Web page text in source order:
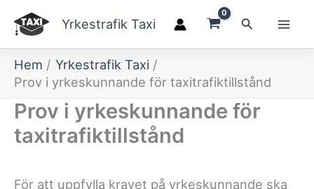
Hoppa
innehåll
Yrkestrafik Taxi Sök
Hem
Yrkestrafik Taxi
Prov i yrkeskunnande för taxitrafiktillstånd
Prov i yrkeskunnande för
taxitrafiktillstånd
För att uppfylla kravet på yrkeskunnande ska